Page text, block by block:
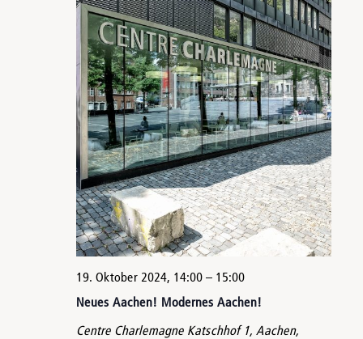
Neues Aachen! Modernes Aachen!
19. Oktober 2024, 14:00– 15:00
Centre Charlemagne Katschhof 1, Aachen,